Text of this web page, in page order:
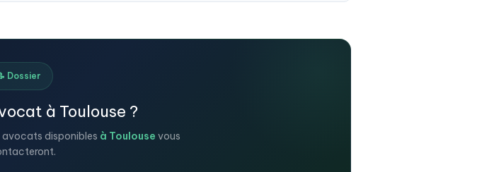
Dossier
à Toulouse ?
disponibles à Toulouse vous